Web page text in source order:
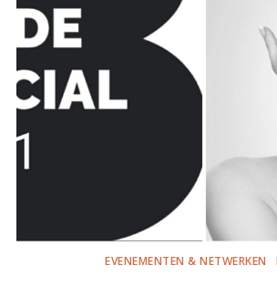
EVENEMENTEN & NETWERKEN